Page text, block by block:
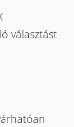
választást